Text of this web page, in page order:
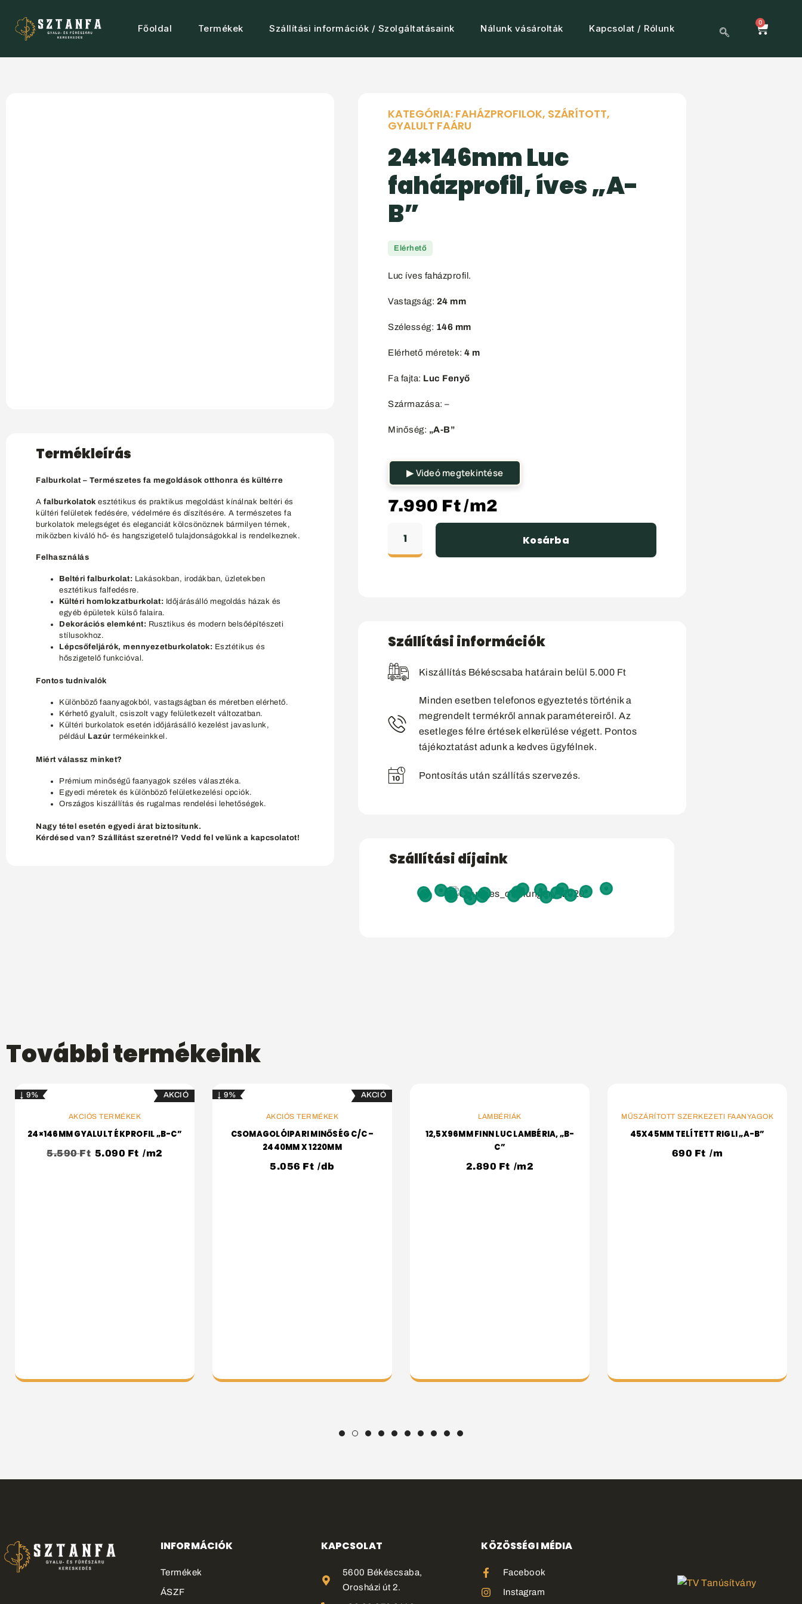
Főoldal Termékek Szállítási információk / Szolgáltatásaink Nálunk vásárolták Kapcsolat / Rólunk
0
Termékleírás
Falburkolat – Természetes fa megoldások otthonra és kültérre
A falburkolatok esztétikus és praktikus megoldást kínálnak beltéri és
kültéri felületek fedésére, védelmére és díszítésére. A természetes fa
burkolatok melegséget és eleganciát kölcsönöznek bármilyen térnek,
miközben kiváló hő- és hangszigetelő tulajdonságokkal is rendelkeznek.
Felhasználás
Beltéri falburkolat: Lakásokban, irodákban, üzletekben
esztétikus falfedésre.
Kültéri homlokzatburkolat: Időjárásálló megoldás házak és
egyéb épületek külső falaira.
Dekorációs elemként: Rusztikus és modern belsőépítészeti
stílusokhoz.
Lépcsőfeljárók, mennyezetburkolatok: Esztétikus és
hőszigetelő funkcióval.
Fontos tudnivalók
Különböző faanyagokból, vastagságban és méretben elérhető.
Kérhető gyalult, csiszolt vagy felületkezelt változatban.
Kültéri burkolatok esetén időjárásálló kezelést javaslunk,
például
Lazúr termékeinkkel.
Miért válassz minket?
Prémium minőségű faanyagok széles választéka.
Egyedi méretek és különböző felületkezelési opciók.
Országos kiszállítás és rugalmas rendelési lehetőségek.
Nagy tétel esetén egyedi árat biztosítunk.
Kérdésed van? Szállítást szeretnél? Vedd fel velünk a kapcsolatot!
KATEGÓRIA: FAHÁZPROFILOK, SZÁRÍTOTT,
GYALULT FAÁRU
24×146mm Luc
faházprofil, íves „A-
B”
Elérhető
Luc íves faházprofil.
Vastagság: 24 mm
Szélesség: 146 mm
Elérhető méretek: 4 m
Fa fajta: Luc Fenyő
Származása: –
Minőség: „A-B”
▶ Videó megtekintése
7.990 Ft/m2
Kosárba
Szállítási információk
Kiszállítás Békéscsaba határain belül 5.000 Ft
Minden esetben telefonos egyeztetés történik a
megrendelt termékről annak paramétereiről. Az
esetleges félre értések elkerülése végett. Pontos
tájékoztatást adunk a kedves ügyfélnek.
Pontosítás után szállítás szervezés.
Szállítási díjaink
További termékeink
↓ 9%
KOSÁRBA
AKCIÓS TERMÉKEK
24×146MM GYALULT ÉKPROFIL „B-C”
5.590Ft 5.090 Ft /m2
↓ 9%
VÁLASSZ OPCIÓT
AKCIÓS TERMÉKEK
CSOMAGOLÓIPARI MINŐSÉG C/C –
2440MM X 1220MM
5.056 Ft /db
KOSÁRBA
LAMBÉRIÁK
12,5X96MM FINN LUC LAMBÉRIA, „B-
C”
2.890 Ft /m2
KOSÁRBA
MŰSZÁRÍTOTT SZERKEZETI FAANYAGOK
45X45MM TELÍTETT RIGLI „A-B”
690 Ft /m
INFORMÁCIÓK
Termékek
ÁSZF
KAPCSOLAT
5600 Békéscsaba,
Orosházi út 2.
KÖZÖSSÉGI MÉDIA
Facebook
Instagram